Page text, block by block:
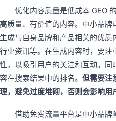
优化内容质量是低成本 GEO
高质量、有价值的内容。中小品牌
生成与自身品牌和产品相关的优质
行业资讯等。在生成内容时，要
性，以吸引用户的关注和互动。同
容在搜索结果中的排名。 但需要注
理，避免过度堆砌，否则会影响用
借助免费流量平台是中小品牌